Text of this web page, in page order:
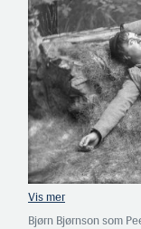
Bjørn Bjørnson som